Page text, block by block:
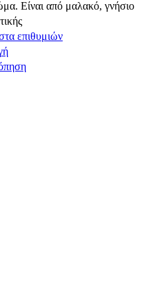
να
επιλεγούν
στη
σελίδα
του
Είναι από μαλακό, γνήσιο
επιθυμιών
Αυτό
το